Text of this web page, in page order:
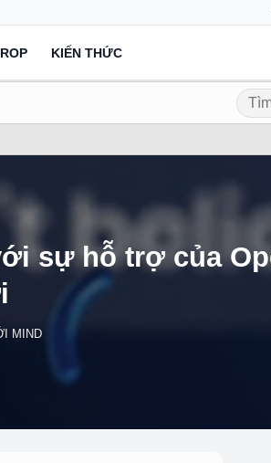
KIẾN THỨC
sự hỗ trợ của
MIND